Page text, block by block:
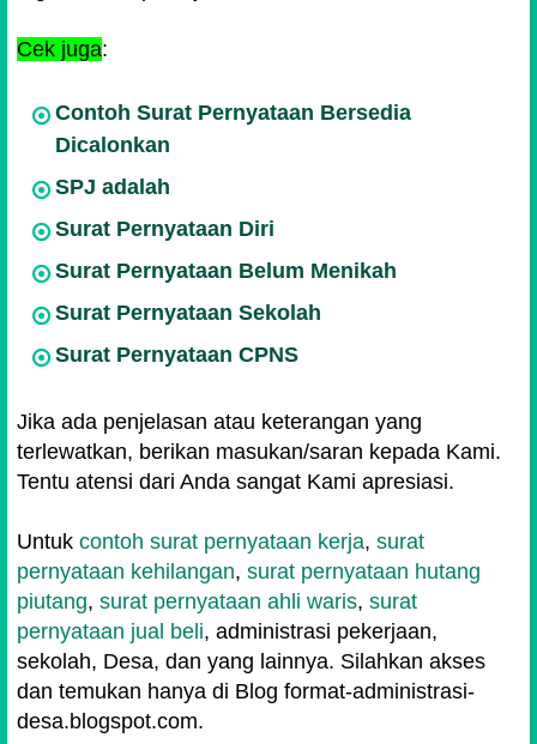
Cek juga:
Contoh Surat Pernyataan Bersedia
Dicalonkan
SPJ adalah
Surat Pernyataan Diri
Surat Pernyataan Belum Menikah
Surat Pernyataan Sekolah
Surat Pernyataan CPNS
Jika ada penjelasan atau keterangan yang
terlewatkan, berikan masukan/saran kepada Kami.
Tentu atensi dari Anda sangat Kami apresiasi.
Untuk contoh surat pernyataan kerja, surat
pernyataan kehilangan, surat pernyataan hutang
piutang, surat pernyataan ahli waris, surat
pernyataan jual beli, administrasi pekerjaan,
sekolah, Desa, dan yang lainnya. Silahkan akses
dan temukan hanya di Blog format-administrasi-
desa.blogspot.com.